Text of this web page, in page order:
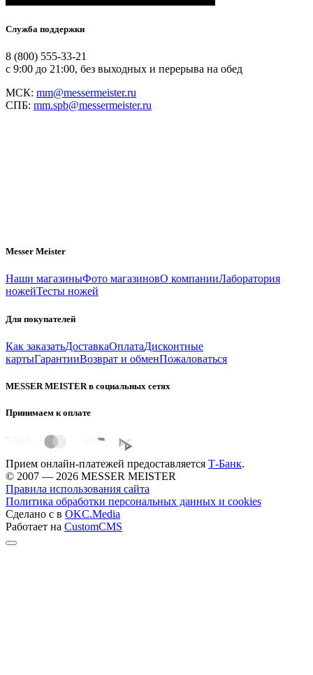
Служба поддержки
8 (800) 555-33-21
с 9:00 до 21:00, без выходных и перерыва на обед
МСК: mm@messermeister.ru
СПБ: mm.spb@messermeister.ru
Messer Meister
Наши магазиныФото магазиновО компанииЛаборатория
ножейТесты ножей
Для покупателей
Как заказатьДоставкаОплатаДисконтные
картыГарантииВозврат и обменПожаловаться
MESSER MEISTER в социальных сетях
Принимаем к оплате
Прием онлайн-платежей предоставляется Т-Банк.
© 2007 — 2026 MESSER MEISTER
Правила использования сайта
Политика обработки персональных данных и cookies
Сделано с в OKC.Media
Работает на CustomCMS